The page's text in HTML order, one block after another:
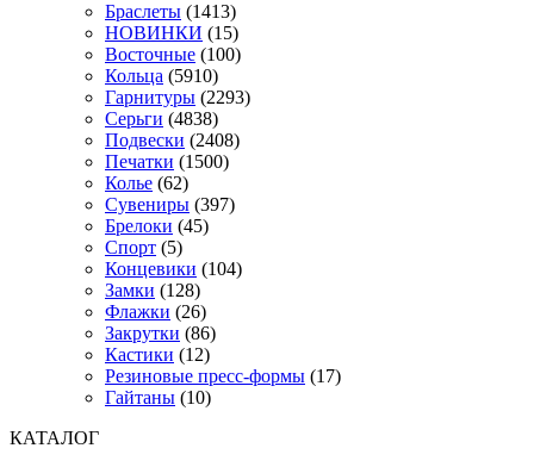
Браслеты (1413)
НОВИНКИ (15)
Восточные (100)
Кольца (5910)
Гарнитуры (2293)
Серьги (4838)
Подвески (2408)
Печатки (1500)
Колье (62)
Сувениры (397)
Брелоки (45)
Спорт (5)
Концевики (104)
Замки (128)
Флажки (26)
Закрутки (86)
Кастики (12)
Резиновые пресс-формы (17)
Гайтаны (10)
КАТАЛОГ